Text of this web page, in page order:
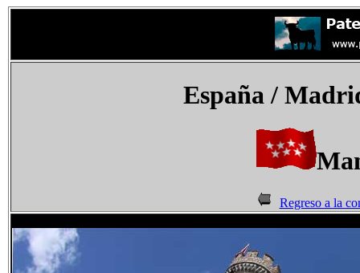
España/
Regreso a la